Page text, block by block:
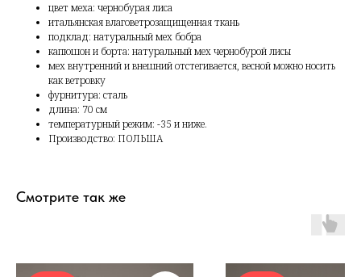
цвет меха: чернобурая лиса
итальянская влаговетрозащищенная ткань
подклад: натуральный мех бобра
капюшон и борта: натуральный мех чернобурой лисы
мех внутренний и внешний отстегивается, весной можно носить
как ветровку
фурнитура: сталь
длина: 70 см
температурный режим: -35 и ниже.
Производство: ПОЛЬША
Смотрите так же